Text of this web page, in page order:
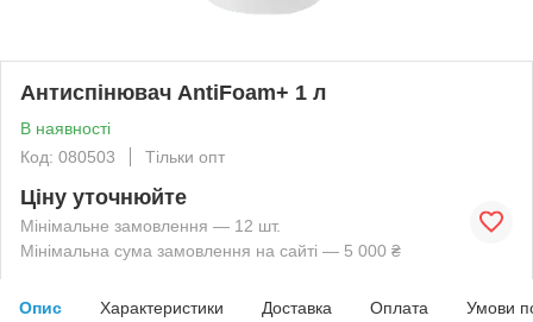
Антиспінювач AntiFoam+ 1 л
В наявності
Код: 080503
Тільки опт
Ціну уточнюйте
Мінімальне замовлення — 12 шт.
Мінімальна сума замовлення на сайті — 5 000 ₴
Опис Характеристики Доставка Оплата Умови